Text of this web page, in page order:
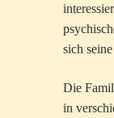
sich
Die
in